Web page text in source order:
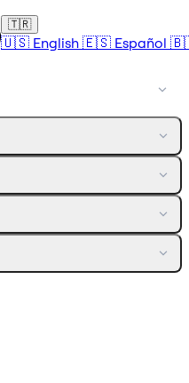
🇹🇷
🇺🇸 English 🇪🇸 Español